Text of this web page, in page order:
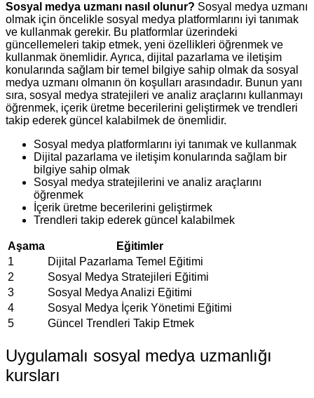
Sosyal medya uzmanı nasıl olunur? Sosyal medya uzmanı
olmak için öncelikle sosyal medya platformlarını iyi tanımak
ve kullanmak gerekir. Bu platformlar üzerindeki
güncellemeleri takip etmek, yeni özellikleri öğrenmek ve
kullanmak önemlidir. Ayrıca, dijital pazarlama ve iletişim
konularında sağlam bir temel bilgiye sahip olmak da sosyal
medya uzmanı olmanın ön koşulları arasındadır. Bunun yanı
sıra, sosyal medya stratejileri ve analiz araçlarını kullanmayı
öğrenmek, içerik üretme becerilerini geliştirmek ve trendleri
takip ederek güncel kalabilmek de önemlidir.
Sosyal medya platformlarını iyi tanımak ve kullanmak
Dijital pazarlama ve iletişim konularında sağlam bir
bilgiye sahip olmak
Sosyal medya stratejilerini ve analiz araçlarını
öğrenmek
İçerik üretme becerilerini geliştirmek
Trendleri takip ederek güncel kalabilmek
Aşama
Eğitimler
1
Dijital Pazarlama Temel Eğitimi
2
Sosyal Medya Stratejileri Eğitimi
3
Sosyal Medya Analizi Eğitimi
4
Sosyal Medya İçerik Yönetimi Eğitimi
5
Güncel Trendleri Takip Etmek
Uygulamalı sosyal medya uzmanlığı
kursları